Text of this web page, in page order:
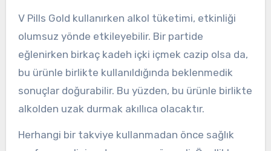
V Pills Gold kullanırken alkol tüketimi, etkinliği
olumsuz yönde etkileyebilir. Bir partide
eğlenirken birkaç kadeh içki içmek cazip olsa da,
bu ürünle birlikte kullanıldığında beklenmedik
sonuçlar doğurabilir. Bu yüzden, bu ürünle birlikte
alkolden uzak durmak akıllıca olacaktır.
Herhangi bir takviye kullanmadan önce sağlık